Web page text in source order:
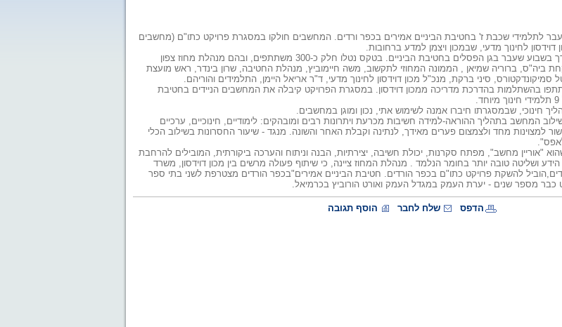
שעבר לתלמידי שכבת ז' בחטיבת הביניים אמירים בכפר ורדים. המחשבים חולקו במסגרת פרויקט כתו"ם (מחשבים
לחינוך מדעי, שבמכון ויצמן למדע ברחובות.
טקס חלוקת המחשבים הניידים נערך בשבוע שעבר בגן הפסלים בחטיבת הביניים. בטקס נטלו חלק כ-300 משתתפים, ובהם מנהלת מחוז צפון
ביה"ס, ברוריה שמיאן , הממונה המחוזי לתקשוב, משה חיימוביץ, מנהלת החטיבה, שרון בינדר, ראש מועצת
סמיקונדקטורס, סיני ברקת, מנכ"ל מכון דוידסון לחינוך מדעי, ד"ר אריאל היימן, התלמידים והוריהם.
בהשתלמות בהדרכת מדריכה ממכון דוידסון. במסגרת הפרויקט קיבלה את המחשבים הניידים בחטיבת
חינוכי, שבמסגרתו חיברו אמנה לשימוש אתי, נכון ומוגן במחשבים.
המחשב בתהליך ההוראה-למידה חשיבות מכרעת ויתרונות רבים ומובהקים: לימודיים, חינוכיים, ערכיים
למצוינות מחד ולצמצום פערים מאידך, לנתינה וקבלת האחר והשונה. מנגד - שיעור החסרונות בשילוב הכלי
"אוריין מחשב", מפתח סקרנות, יכולת חשיבה, יצירתיות, הבנה וניתוח והערכה ביקורתית, המובילים להרחבת
טובה יותר בחומר הנלמד . מנהלת המחוז ציינה, כי שיתוף פעולה מרשים בין מכון דוידסון, משרד
להשקת פרויקט כתו"ם בכפר הורדים. חטיבת הביניים אמירים"בכפר הורדים מצטרפת לשני בתי ספר
כבר מספר שנים - יערת העמק במגדל העמק ואורט הורוביץ בכרמיאל.
הדפס שלח לחבר הוסף תגובה